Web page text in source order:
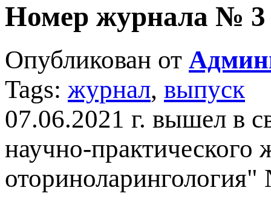
Номер журнала № 3
Опубликован от
Tags: журнал, выпуск
07.06.2021 г. вышел в
научно-практического